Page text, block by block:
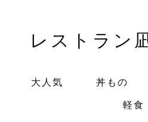
レストラン
大人気 丼もの
軽食